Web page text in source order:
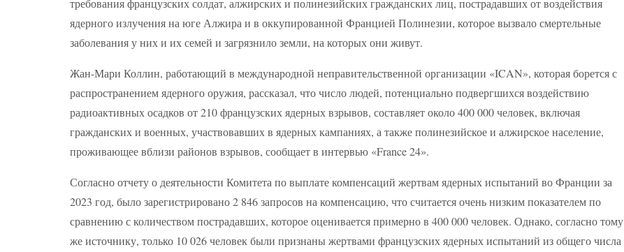
требования французских солдат, алжирских и полинезийских гражданских лиц, пострадавших от воздействия
ядерного излучения на юге Алжира и в оккупированной Францией Полинезии, которое вызвало смертельные
заболевания у них и их семей и загрязнило земли, на которых они живут.
Жан-Мари Коллин, работающий в международной неправительственной организации «ICAN», которая борется с
распространением ядерного оружия, рассказал, что число людей, потенциально подвергшихся воздействию
радиоактивных осадков от 210 французских ядерных взрывов, составляет около 400 000 человек, включая
гражданских и военных, участвовавших в ядерных кампаниях, а также полинезийское и алжирское население,
проживающее вблизи районов взрывов, сообщает в интервью «France 24».
Согласно отчету о деятельности Комитета по выплате компенсаций жертвам ядерных испытаний во Франции за
2023 год, было зарегистрировано 2 846 запросов на компенсацию, что считается очень низким показателем по
сравнению с количеством пострадавших, которое оценивается примерно в 400 000 человек. Однако, согласно тому
же источнику, только 10 026 человек были признаны жертвами французских ядерных испытаний из общего числа